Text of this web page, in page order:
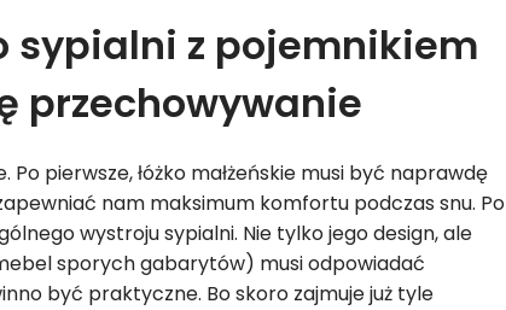
sypialni z pojemnikiem
przechowywanie
pierwsze, łóżko małżeńskie musi być naprawdę
nam maksimum komfortu podczas snu. Po
wystroju sypialni. Nie tylko jego design, ale
sporych gabarytów) musi odpowiadać
być praktyczne. Bo skoro zajmuje już tyle